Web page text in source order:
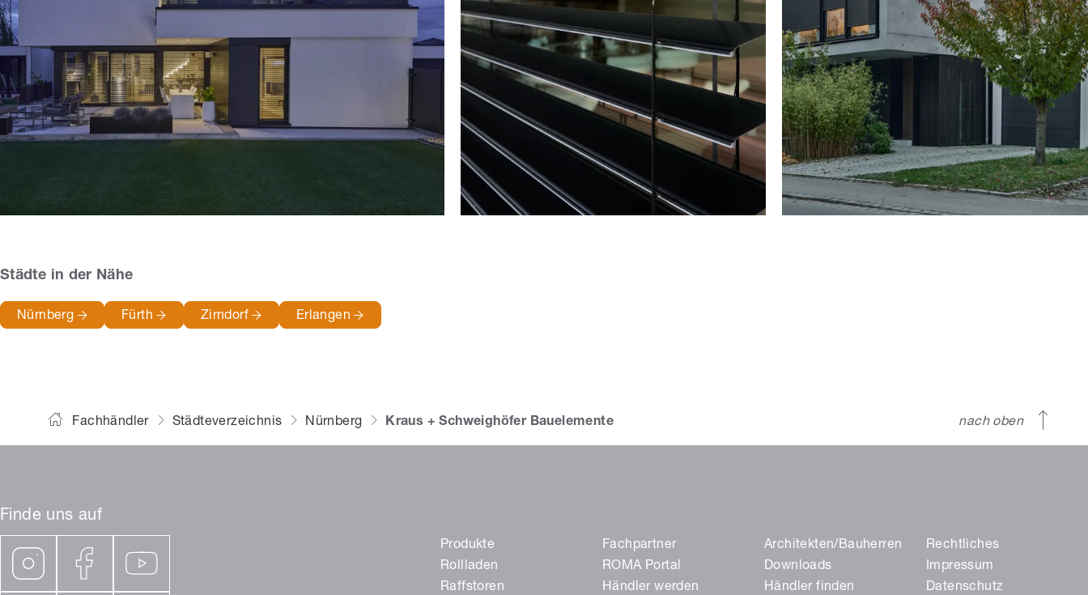
Städte in der Nähe
Nürnberg Fürth Zirndorf Erlangen
Fachhändler Städteverzeichnis Nürnberg Kraus + Schweighöfer Bauelemente nach oben
Finde uns auf
Produkte
Rollladen
Raffstoren
Fachpartner
ROMA Portal
Händler werden
Architekten/Bauherren
Downloads
Händler finden
Rechtliches
Impressum
Datenschutz